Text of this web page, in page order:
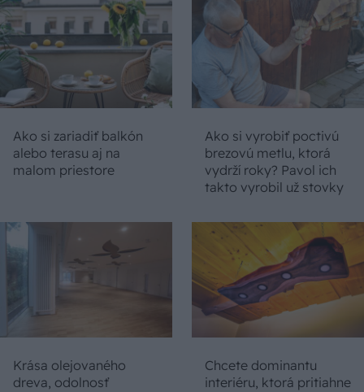
Ako si zariadiť balkón
alebo terasu aj na
malom priestore
Ako si vyrobiť poctivú
brezovú metlu, ktorá
vydrží roky? Pavol ich
takto vyrobil už stovky
Krása olejovaného
dreva, odolnosť
Chcete dominantu
interiéru, ktorá pritiahne